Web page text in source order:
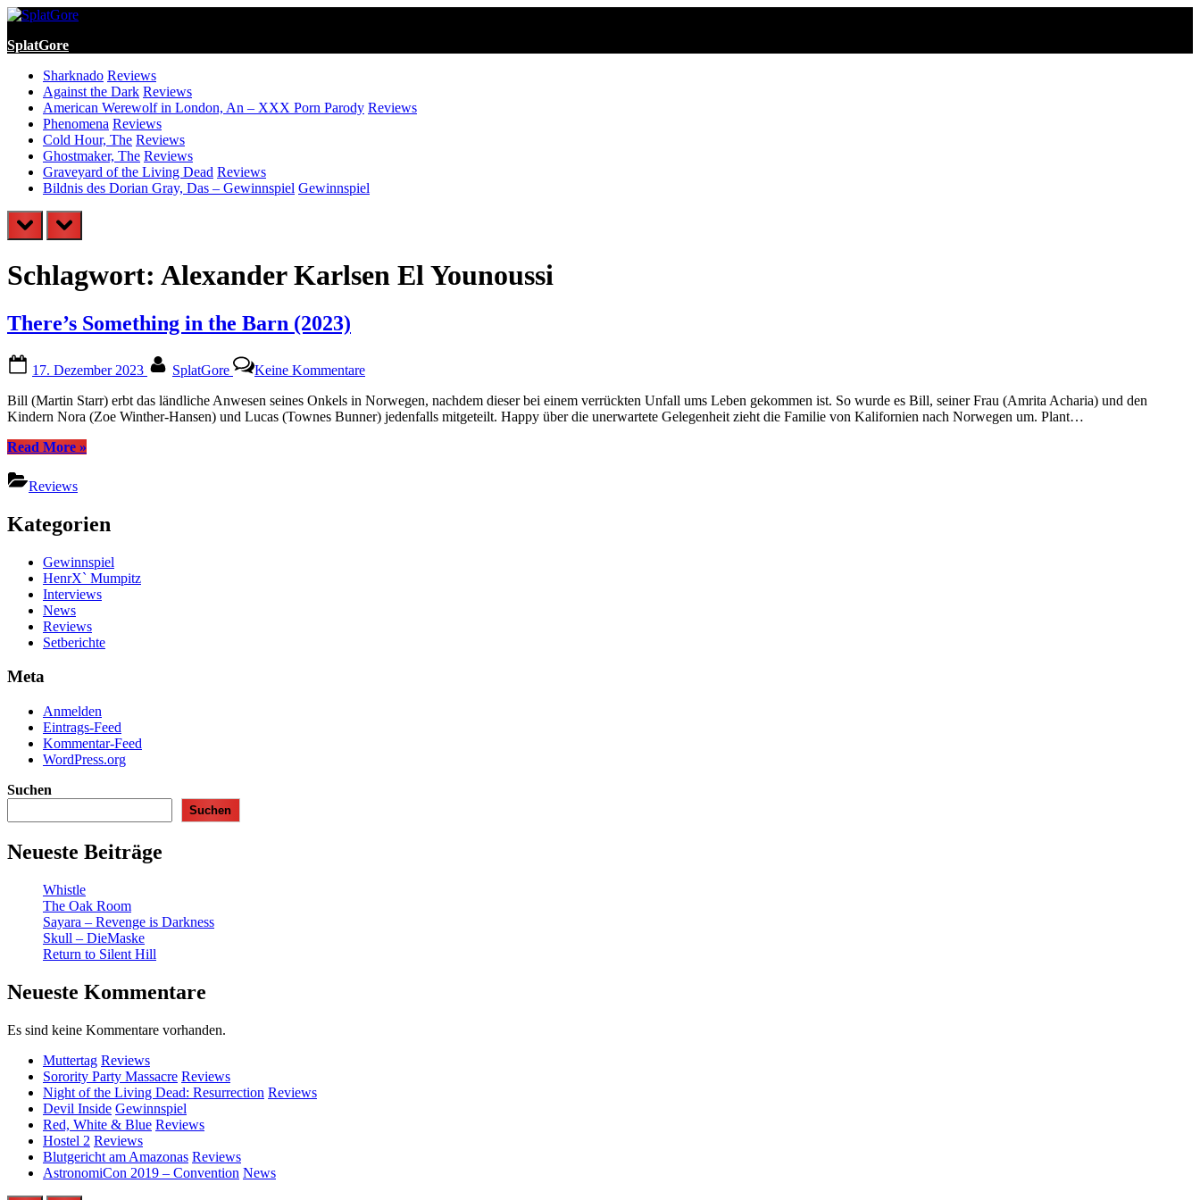
Skip
content
SplatGore
Sharknado Reviews
Against the Dark Reviews
American Werewolf in London, An – XXX Porn Parody Reviews
Phenomena Reviews
Cold Hour, The Reviews
Ghostmaker, The Reviews
Graveyard of the Living Dead Reviews
Bildnis des Dorian Gray, Das – Gewinnspiel Gewinnspiel
prev next
Schlagwort: Alexander Karlsen El Younoussi
There’s Something in the Barn (2023)
on
17. Dezember 2023 SplatGore Keine KommentareThere’s
Something
in
the
Bill (Martin Starr) erbt das ländliche Anwesen seines Onkels in Norwegen, nachdem dieser bei einem verrückten Unfall ums Leben gekommen ist. So wurde es Bill, seiner Frau (Amrita Acharia) und den
Kindern Nora (Zoe Winther-Hansen) und Lucas (Townes Bunner) jedenfalls mitgeteilt. Happy über die unerwartete Gelegenheit zieht die Familie von Kalifornien nach Norwegen um. Plant…
Read More“There’s
the
(2023)”
»
Reviews
Kategorien
Gewinnspiel
HenrX` Mumpitz
Interviews
News
Reviews
Setberichte
Meta
Anmelden
Eintrags-Feed
Kommentar-Feed
WordPress.org
Suchen
Suchen
Neueste Beiträge
Whistle
The Oak Room
Sayara – Revenge is Darkness
Skull – DieMaske
Return to Silent Hill
Neueste Kommentare
Es sind keine Kommentare vorhanden.
Muttertag Reviews
Sorority Party Massacre Reviews
Night of the Living Dead: Resurrection Reviews
Devil Inside Gewinnspiel
Red, White & Blue Reviews
Hostel 2 Reviews
Blutgericht am Amazonas Reviews
AstronomiCon 2019 – Convention News